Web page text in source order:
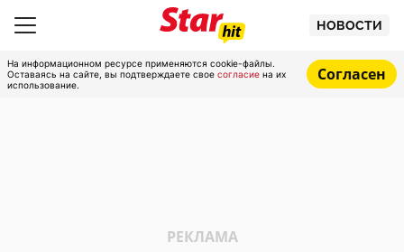
НОВОСТИ
На информационном ресурсе применяются cookie-файлы.
Оставаясь на сайте, вы подтверждаете свое согласие на их
использование.
Согласен